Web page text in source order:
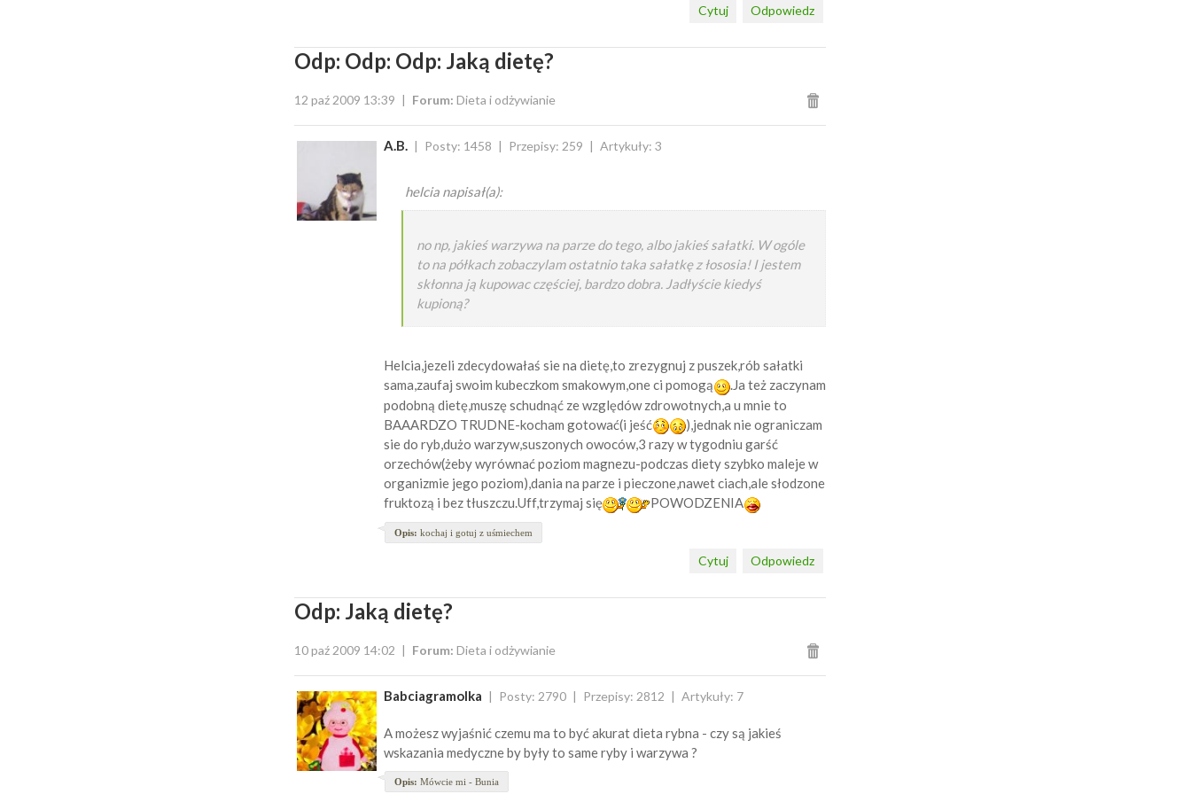
Odpowiedz
Cytuj
Odp: Odp: Odp: Jaką dietę?
12 paź 2009 13:39 Forum: Dieta i odżywianie
A.B. Posty: 1458 Przepisy: 259 Artykuły: 3
helcia napisał(a):
no np, jakieś warzywa na parze do tego, albo jakieś sałatki. W ogóle
to na półkach zobaczylam ostatnio taka sałatkę z łososia! I jestem
skłonna ją kupowac częściej, bardzo dobra. Jadłyście kiedyś
kupioną?
Helcia,jezeli zdecydowałaś sie na dietę,to zrezygnuj z puszek,rób sałatki
sama,zaufaj swoim kubeczkom smakowym,one ci pomogą
.Ja też zaczynam
podobną dietę,muszę schudnąć ze względów zdrowotnych,a u mnie to
BAAARDZO TRUDNE-kocham gotować(i jeść
),jednak nie ograniczam
sie do ryb,dużo warzyw,suszonych owoców,3 razy w tygodniu garść
orzechów(żeby wyrównać poziom magnezu-podczas diety szybko maleje w
organizmie jego poziom),dania na parze i pieczone,nawet ciach,ale słodzone
fruktozą i bez tłuszczu.Uff,trzymaj się
POWODZENIA
Opis: kochaj i gotuj z uśmiechem
Odpowiedz
Cytuj
Odp: Jaką dietę?
10 paź 2009 14:02 Forum: Dieta i odżywianie
Babciagramolka Posty: 2790 Przepisy: 2812 Artykuły: 7
A możesz wyjaśnić czemu ma to być akurat dieta rybna - czy są jakieś
wskazania medyczne by były to same ryby i warzywa ?
Opis: Mówcie mi - Bunia